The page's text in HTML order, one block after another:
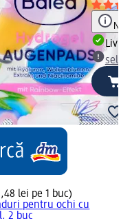
lei pe 1 buc)
pentru ochi cu
2 buc
Notă